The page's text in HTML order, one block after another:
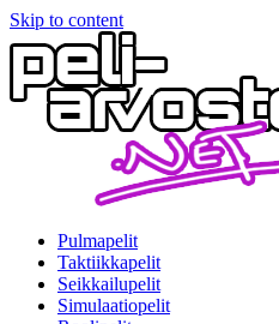
Skip to content
Pulmapelit
Taktiikkapelit
Seikkailupelit
Simulaatiopelit